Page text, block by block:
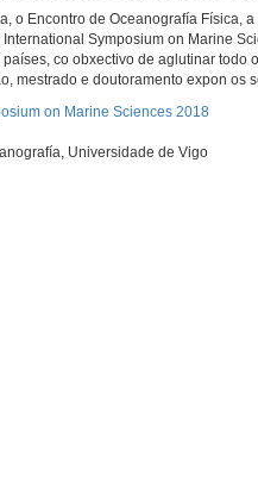
o Encontro de Oceanografía Física,
Symposium on Marine
co obxectivo de aglutinar
mestrado e doutoramento expon os
on Marine Sciences 2018
Universidade de Vigo